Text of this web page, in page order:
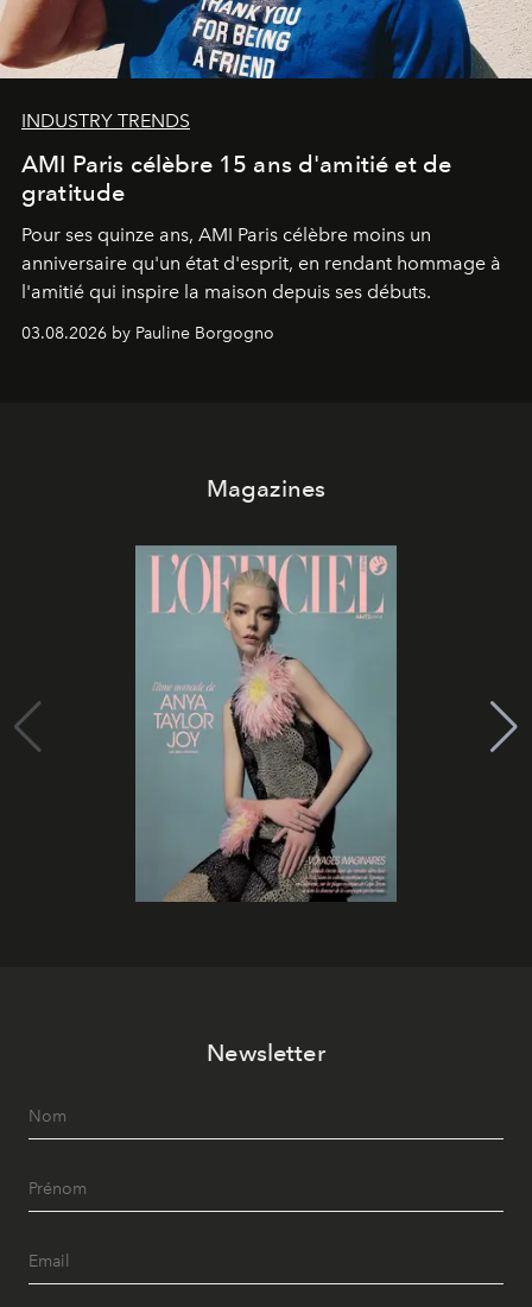
INDUSTRY TRENDS
AMI Paris célèbre 15 ans d'amitié et de
gratitude
Pour ses quinze ans, AMI Paris célèbre moins un
anniversaire qu'un état d'esprit, en rendant hommage à
l'amitié qui inspire la maison depuis ses débuts.
03.08.2026 by Pauline Borgogno
Magazines
Newsletter